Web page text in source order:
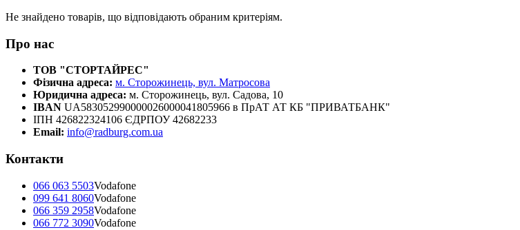
Не знайдено товарів, що відповідають обраним критеріям.
Про нас
ТОВ "СТОРТАЙРЕС"
Фізична адреса: м. Сторожинець, вул. Матросова
Юридична адреса: м. Сторожинець, вул. Садова, 10
IBAN UA583052990000026000041805966 в ПрАТ АТ КБ "ПРИВАТБАНК"
ІПН 426822324106 ЄДРПОУ 42682233
Email: info@radburg.com.ua
Контакти
066 063 5503Vodafone
099 641 8060Vodafone
066 359 2958Vodafone
066 772 3090Vodafone